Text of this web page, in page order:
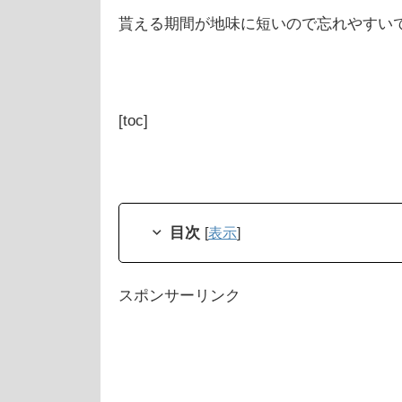
貰える期間が地味に短いので忘れやすい
[toc]
目次 [表示]
スポンサーリンク